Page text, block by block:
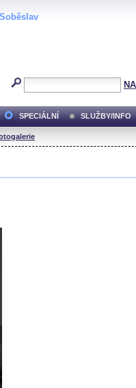
Soběslav
SPECIÁLNÍ SLUŽBY/INFO